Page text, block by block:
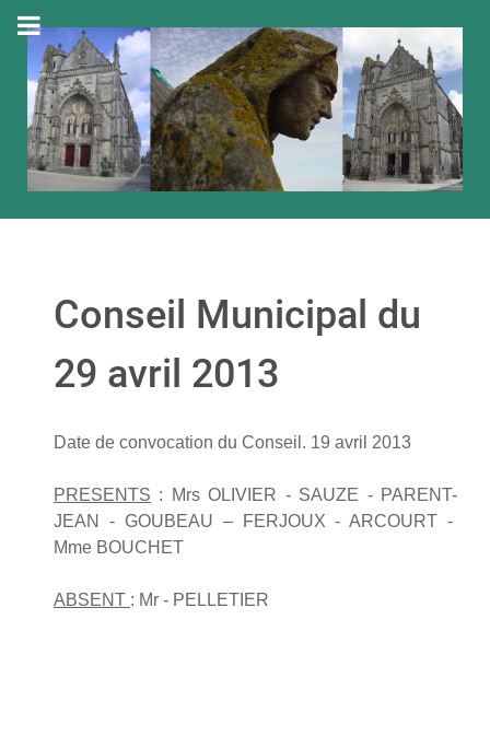
Conseil Municipal du
29 avril 2013
Date de convocation du Conseil. 19 avril 2013
PRESENTS : Mrs OLIVIER - SAUZE - PARENT-
JEAN - GOUBEAU – FERJOUX - ARCOURT -
Mme BOUCHET
ABSENT : Mr - PELLETIER